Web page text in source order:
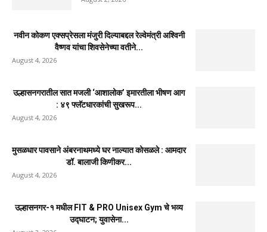
नवीन कोकण एक्सप्रेसला मंजुरी दिल्याबद्दल रेल्वेमंत्री अश्विनी
वैष्णव यांचा शिवसेनेच्या वतीने...
August 4, 2026
उल्हासनगरातील सात मजली ‘आशालोक’ इमारतीला भीषण आग
: ४९ फ्लॅटधारकांची सुखरूप...
August 4, 2026
मुसळधार पावसाने अंबरनाथमध्ये घर नाल्यात कोसळले : आमदार
डॉ. बालाजी किणीकर...
August 4, 2026
उल्हासनगर-१ मधील FIT & PRO Unisex Gym चे भव्य
उद्घाटन; युवासेना...